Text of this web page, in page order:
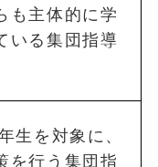
も主体的に学
いる集団指導
生を対象に、
を行う集団指